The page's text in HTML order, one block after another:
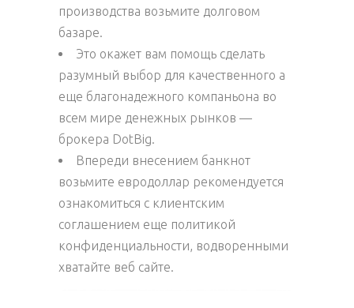
производства возьмите долговом
базаре.
Это окажет вам помощь сделать
разумный выбор для качественного а
еще благонадежного компаньона во
всем мире денежных рынков —
брокера DotBig.
Впереди внесением банкнот
возьмите евродоллар рекомендуется
ознакомиться с клиентским
соглашением еще политикой
конфиденциальности, водворенными
хватайте веб сайте.